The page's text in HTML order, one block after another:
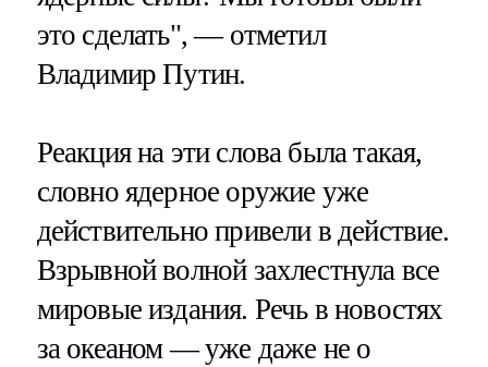
это сделать", — отметил
Владимир Путин.
Реакция на эти слова была такая,
словно ядерное оружие уже
действительно привели в действие.
Взрывной волной захлестнула все
мировые издания. Речь в новостях
за океаном — уже даже не о